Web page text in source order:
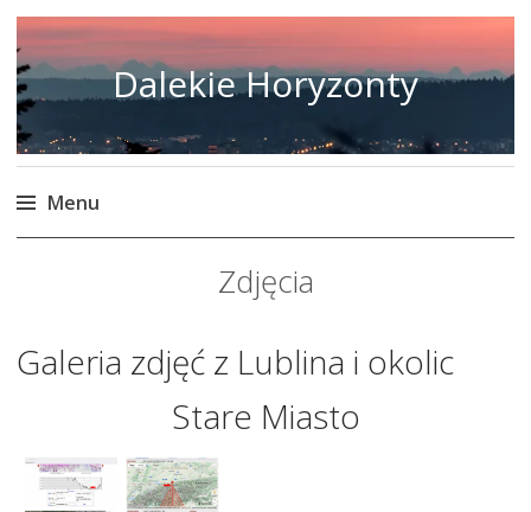
Dalekie Horyzonty
Menu
Zdjęcia
Galeria zdjęć z Lublina i okolic
Stare Miasto